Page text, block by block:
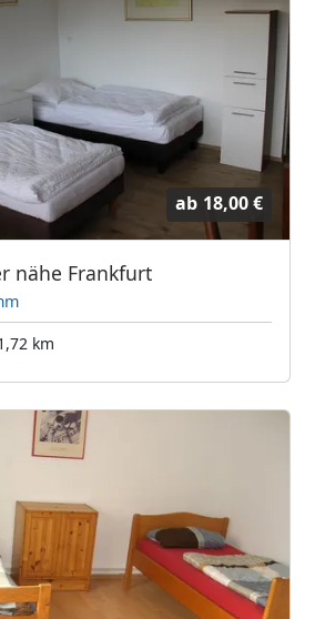
ab 18,00 €
nähe Frankfurt
km